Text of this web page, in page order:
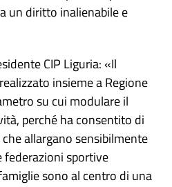
un diritto inalienabile e
CIP Liguria: «Il
insieme a Regione
su cui modulare il
perché ha consentito di
allargano sensibilmente
federazioni sportive
sono al centro di una